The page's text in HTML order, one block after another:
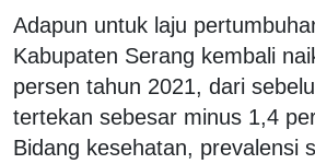
Adapun untuk laju
Kabupaten Serang kembali
persen tahun 2021, dari
tertekan sebesar minus 1,4
Bidang kesehatan, prevalensi